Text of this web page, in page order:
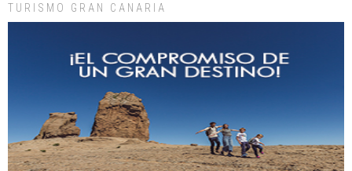
Gato manso encontrado
Este gato macho ha aparecido en la calle hace menos de un mes, es muy
manso y extremadamente cari...
Leales.org » Gran Canaria | 9.7.2025
TURISMO GRAN CANARIA